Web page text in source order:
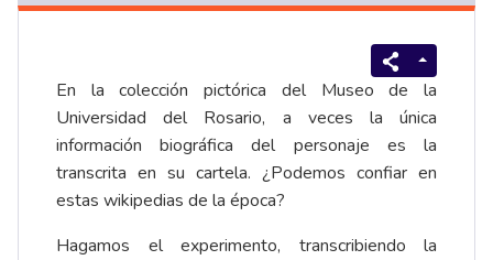
En la colección pictórica del Museo de la
Universidad del Rosario, a veces la única
información biográfica del personaje es la
transcrita en su cartela. ¿Podemos confiar en
estas wikipedias de la época?
Hagamos el experimento, transcribiendo la